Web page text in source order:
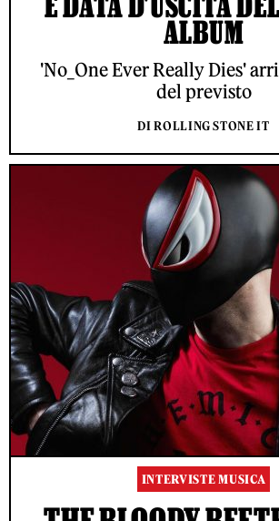
ALBUM
'No_One Ever Really Dies'
del previsto
DI ROLLING STONE IT
INTERVISTE MUSICA